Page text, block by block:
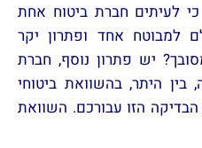
לעיתים חברת ביטוח אחת
למבוטח אחד ופתרון יקר
יש פתרון נוסף, חברת
היתר, בהשוואת ביטוחי
הזו עבורכם. השוואת